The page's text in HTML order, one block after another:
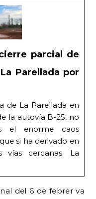
parcial de
Parellada por
de La Parellada en
la autovía B-25, no
el enorme caos
si ha derivado en
vías cercanas. La
del 6 de febrer va